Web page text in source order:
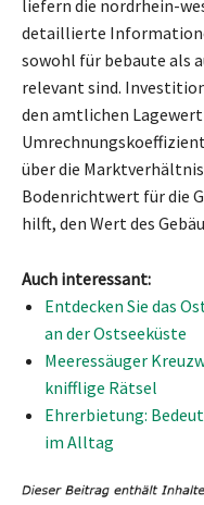
liefern die nordrhein-
detaillierte
sowohl für bebaute als
relevant sind.
den amtlichen Lagewert
über die
Bodenrichtwert für die
hilft, den Wert des
Auch interessant:
Entdecken Sie das
an der Ostseeküste
Meeressäuger
knifflige Rätsel
Ehrerbietung:
im Alltag